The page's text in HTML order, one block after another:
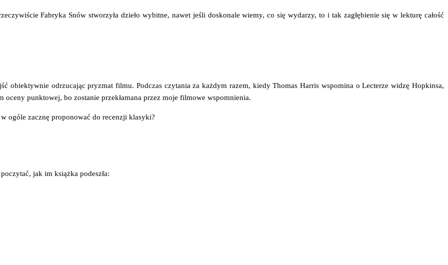
Fabry­ka Snów stwo­rzy­ła dzie­ło wybit­ne, nawet jeśli dosko­na­le wie­my, co się wyda­rzy, to i tak zagłę­bie­nie się w lek­tu­rę całość
obiek­tyw­nie odrzu­ca­jąc pry­zmat fil­mu. Pod­czas czy­ta­nia za każ­dym razem, kie­dy Tho­mas Har­ris wspo­mi­na o Lec­te­rze widzę Hop­kin­sa,
punk­to­wej, bo zosta­nie prze­kła­ma­na przez moje fil­mo­we wspomnienia.
ogó­le zacznę pro­po­no­wać do recen­zji klasyki?
jak im książ­ka podeszła: